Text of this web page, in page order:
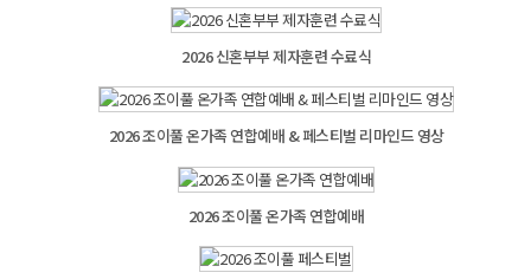
2026 신혼부부 제자훈련 수료식
2026 조이풀 온가족 연합예배 & 페스티벌 리마인드 영상
2026 조이풀 온가족 연합예배